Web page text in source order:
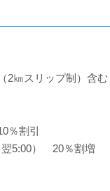
2㎞スリップ制）含む
％割引
翌5:00） 20％割増